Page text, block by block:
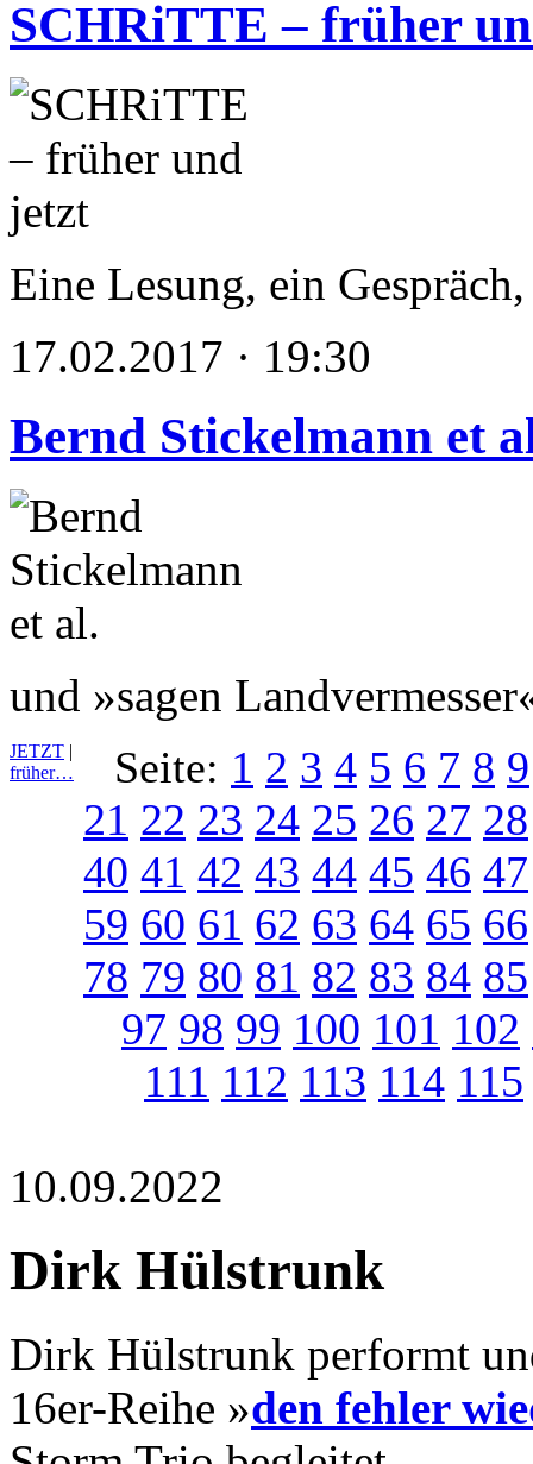
SCHRiTTE – früher
Eine Lesung, ein
17.02.2017 · 19:30
Bernd Stickelmann et
und »sagen
JETZT |
früher…
Seite: 1 2 3 4 5 6 7 8 9
21 22 23 24 25 26 27 28
40 41 42 43 44 45 46 47
59 60 61 62 63 64 65 66
78 79 80 81 82 83 84 85
97 98 99 100 101 102
111 112 113 114 115
10.09.2022
Dirk Hülstrunk
Dirk Hülstrunk performt
16er-Reihe »den fehler